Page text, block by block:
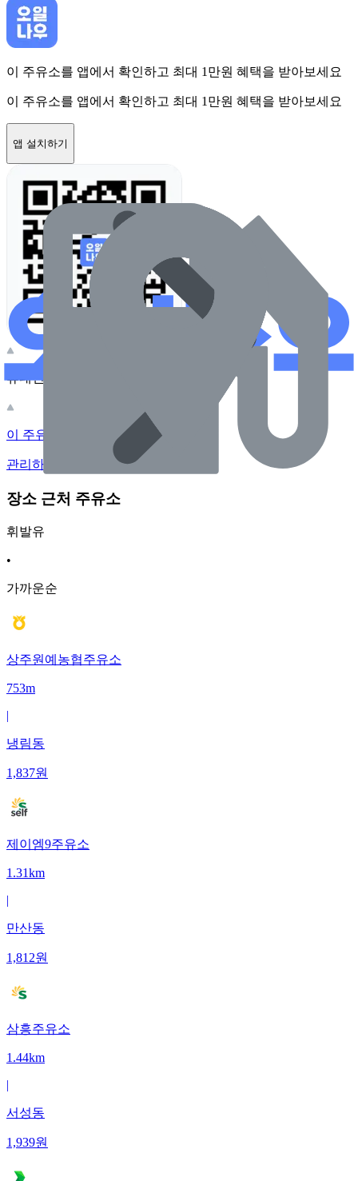
이 주유소를 앱에서 확인하고 최대 1만원 혜택을 받아보세요
이 주유소를 앱에서 확인하고 최대 1만원 혜택을 받아보세요
앱 설치하기
휴대전화 카메라로 찍어보세요
이 주유소의 사장님이신가요?
관리하기
장소 근처 주유소
휘발유
•
가까운순
상주원예농협주유소
753m
|
냉림동
1,837원
제이엠9주유소
1.31km
|
만산동
1,812원
삼흥주유소
1.44km
|
서성동
1,939원